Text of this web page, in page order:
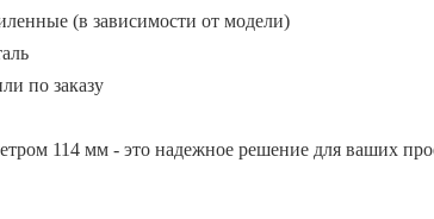
(в зависимости от модели)
по заказу
114 мм - это надежное решение для ваших